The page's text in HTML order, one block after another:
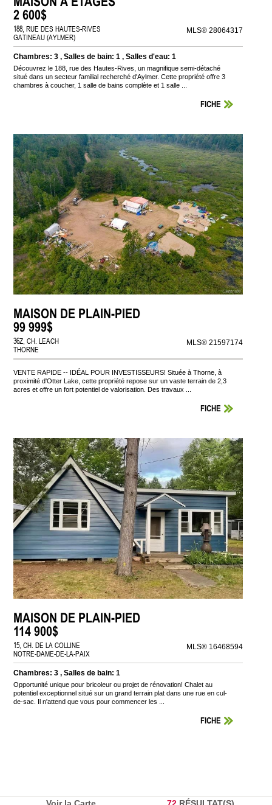
2 600$
188, RUE DES HAUTES-RIVES
GATINEAU (AYLMER)
MLS® 28064317
Chambres: 3 , Salles de bain: 1 , Salles d'eau: 1
Découvrez le 188, rue des Hautes-Rives, un magnifique semi-détaché
situé dans un secteur familial recherché d'Aylmer. Cette propriété offre 3
chambres à coucher, 1 salle de bains complète et 1 salle ...
FICHE
MAISON DE PLAIN-PIED
99 999$
36Z, CH. LEACH
THORNE
MLS® 21597174
VENTE RAPIDE -- IDÉAL POUR INVESTISSEURS! Située à Thorne, à
proximité d'Otter Lake, cette propriété repose sur un vaste terrain de 2,3
acres et offre un fort potentiel de valorisation. Des travaux ...
FICHE
MAISON DE PLAIN-PIED
114 900$
15, CH. DE LA COLLINE
NOTRE-DAME-DE-LA-PAIX
MLS® 16468594
Chambres: 3 , Salles de bain: 1
Opportunité unique pour bricoleur ou projet de rénovation! Chalet au
potentiel exceptionnel situé sur un grand terrain plat dans une rue en cul-
de-sac. Il n'attend que vous pour commencer les ...
FICHE
Voir la Carte 72 RÉSULTAT(S)